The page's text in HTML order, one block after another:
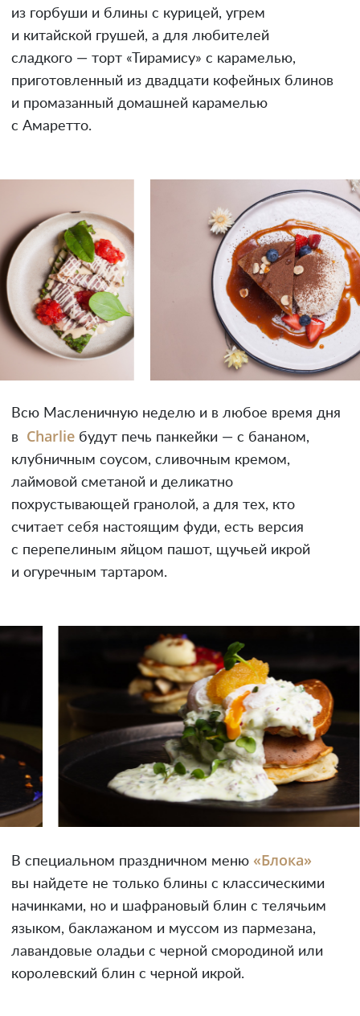
из горбуши и блины с курицей, угрем
и китайской грушей, а для любителей
сладкого — торт «Тирамису» с карамелью,
приготовленный из двадцати кофейных блинов
и промазанный домашней карамелью
с Амаретто.
Всю Масленичную неделю и в любое время дня
в
Charlie будут печь панкейки — с бананом,
клубничным соусом, сливочным кремом,
лаймовой сметаной и деликатно
похрустывающей гранолой, а для тех, кто
считает себя настоящим фуди, есть версия
с перепелиным яйцом пашот, щучьей икрой
и огуречным тартаром.
В специальном праздничном меню «Блока»
вы найдете не только блины с классическими
начинками, но и шафрановый блин с телячьим
языком, баклажаном и муссом из пармезана,
лавандовые оладьи с черной смородиной или
королевский блин с черной икрой.